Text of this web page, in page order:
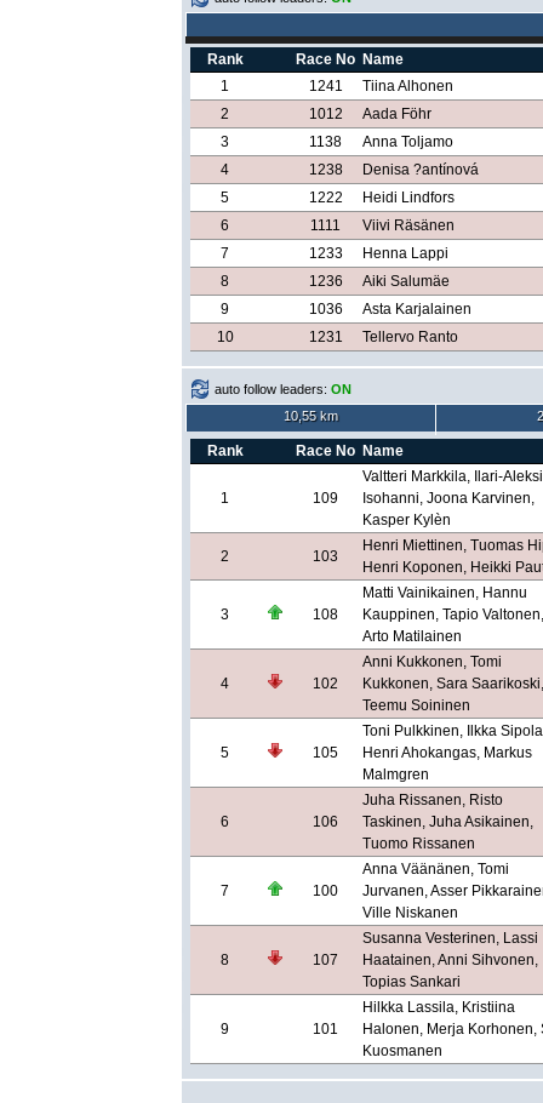
Rank Race No Name
1
1241
Tiina Alhonen
2
1012
Aada Föhr
3
1138
Anna Toljamo
4
1238
Denisa ?antínová
5
1222
Heidi Lindfors
6
1111
Viivi Räsänen
7
1233
Henna Lappi
8
1236
Aiki Salumäe
9
1036
Asta Karjalainen
10
1231 Tellervo Ranto
auto follow leaders: ON
10,55 km
Rank Race No Name
1 109
Valtteri Markkila, Ilari-Aleksi
Isohanni, Joona Karvinen,
Kasper Kylèn
2 103
Henri Miettinen, Tuomas
Henri Koponen, Heikki
3 108
Matti Vainikainen, Hannu
Kauppinen, Tapio Valtonen,
Arto Matilainen
4 102
Anni Kukkonen, Tomi
Kukkonen, Sara Saarikoski,
Teemu Soininen
5 105
Toni Pulkkinen, Ilkka
Henri Ahokangas, Markus
Malmgren
6 106
Juha Rissanen, Risto
Taskinen, Juha Asikainen,
Tuomo Rissanen
7 100
Anna Väänänen, Tomi
Jurvanen, Asser
Ville Niskanen
8 107
Susanna Vesterinen, Lassi
Haatainen, Anni Sihvonen,
Topias Sankari
9 101
Hilkka Lassila, Kristiina
Halonen, Merja Korhonen,
Kuosmanen